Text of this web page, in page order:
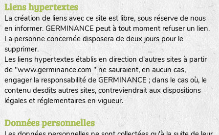
Liens hypertextes
La création de liens avec ce site est libre, sous réserve de nous
en informer. GERMINANCE peut à tout moment refuser un lien.
La personne concernée disposera de deux jours pour le
supprimer.
Les liens hypertextes établis en direction d'autres sites à partir
de "www.germinance.com " ne sauraient, en aucun cas,
engager la responsabilité de GERMINANCE ; dans le cas où, le
contenu desdits autres sites, contreviendrait aux dispositions
légales et réglementaires en vigueur.
Données personnelles